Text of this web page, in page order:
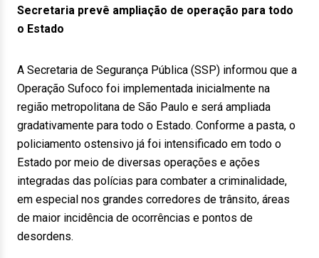
Secretaria prevê ampliação de operação para todo
o Estado
A Secretaria de Segurança Pública (SSP) informou que a
Operação Sufoco foi implementada inicialmente na
região metropolitana de São Paulo e será ampliada
gradativamente para todo o Estado. Conforme a pasta, o
policiamento ostensivo já foi intensificado em todo o
Estado por meio de diversas operações e ações
integradas das polícias para combater a criminalidade,
em especial nos grandes corredores de trânsito, áreas
de maior incidência de ocorrências e pontos de
desordens.